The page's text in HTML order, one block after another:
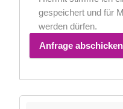
gespeichert und für
werden dürfen.
Anfrage abschicken